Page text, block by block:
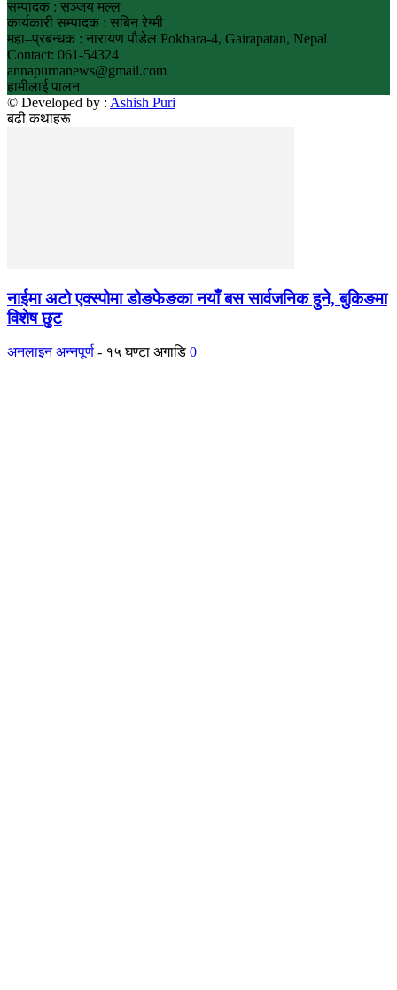
सम्पादक : सञ्जय मल्ल
कार्यकारी सम्पादक : सबिन रेग्मी
महा–प्रबन्धक : नारायण पौडेल Pokhara-4, Gairapatan, Nepal
Contact: 061-54324
annapurnanews@gmail.com
हामीलाई पालन
© Developed by : Ashish Puri
बढी कथाहरू
नाईमा अटो एक्स्पोमा डोङफेङका नयाँ बस सार्वजनिक हुने, बुकिङमा
विशेष छुट
अनलाइन अन्नपूर्ण - १५ घण्टा अगाडि 0